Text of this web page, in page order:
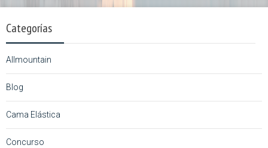
Categorías
Allmountain
Blog
Cama Elástica
Concurso